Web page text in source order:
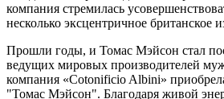
компания стремилась
несколько эксцентричное британское
Прошли годы, и Томас Мэйсон стал
ведущих мировых производителей
компания «Cotonificio Albini»
"Томас Мэйсон". Благодаря живой